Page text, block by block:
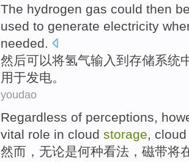
The hydrogen gas could then
used to generate electricity
needed
然后可以将氢气输入 到 存储系统
用于发电。
youdao
Regardless of perceptions,
vital role in cloud storage, cloud
然而 ， 无论是何种看法 ， 磁带将